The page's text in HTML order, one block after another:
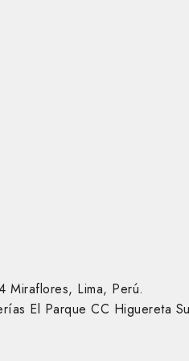
Miraflores, Lima, Perú.
El Parque CC Higuereta